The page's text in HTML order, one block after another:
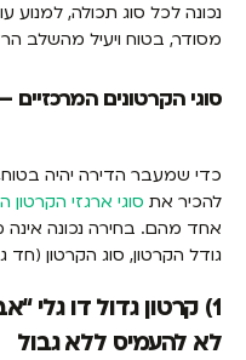
נכונה לכל סוג תכולה, למנוע
מסודר, בטוח ויעיל מהשלב
סוגי הקרטונים המרכזיים
כדי שמעבר הדירה יהיה
להכיר את סוגי ארגזי הקרטון
אחד מהם. בחירה נכונה
גודל הקרטון, סוג הקרטון (חד
1) קרטון גדול דו גלי
לא להעמיס ללא גבול